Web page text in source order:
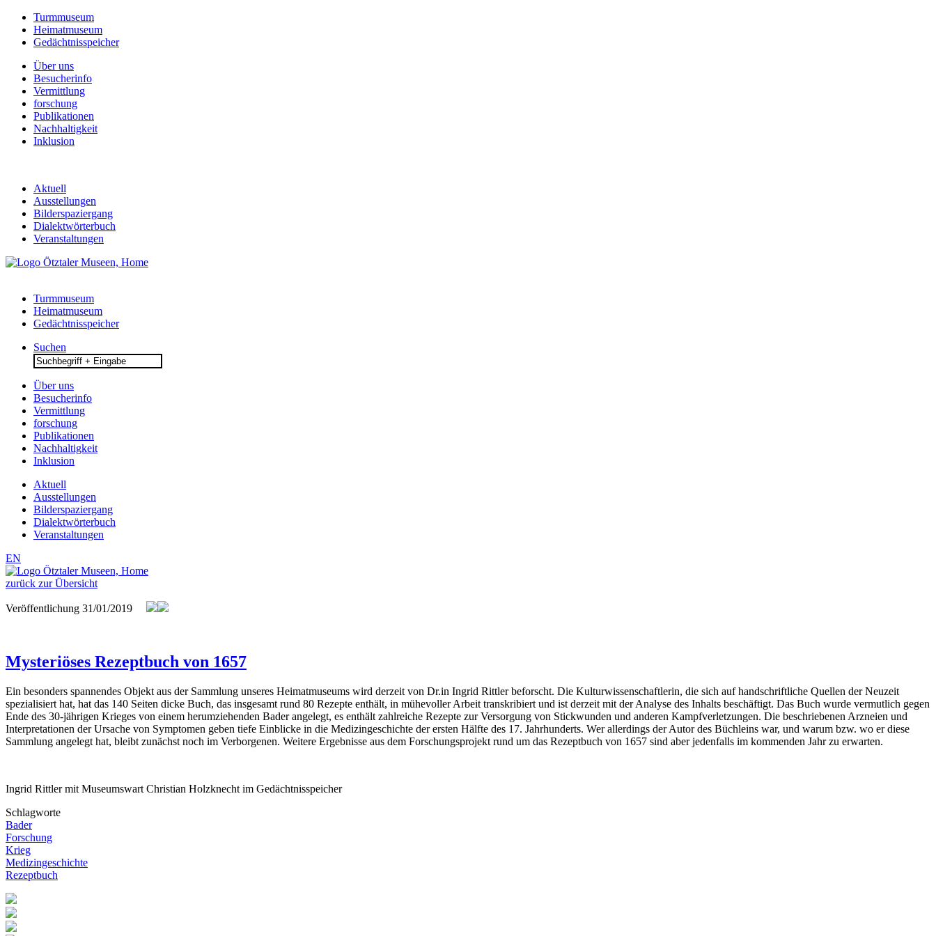
Turmmuseum
Heimatmuseum
Gedächtnisspeicher
Über uns
Besucherinfo
Vermittlung
forschung
Publikationen
Nachhaltigkeit
Inklusion
Aktuell
Ausstellungen
Bilderspaziergang
Dialektwörterbuch
Veranstaltungen
Turmmuseum
Heimatmuseum
Gedächtnisspeicher
Suchen
Search
for:
Über uns
Besucherinfo
Vermittlung
forschung
Publikationen
Nachhaltigkeit
Inklusion
Aktuell
Ausstellungen
Bilderspaziergang
Dialektwörterbuch
Veranstaltungen
EN
zurück zur Übersicht
Veröffentlichung 31/01/2019
Mysteriöses Rezeptbuch von 1657
Ein besonders spannendes Objekt aus der Sammlung unseres Heimatmuseums wird derzeit von Dr.in Ingrid Rittler beforscht. Die Kulturwissenschaftlerin, die sich auf handschriftliche Quellen der Neuzeit
spezialisiert hat, hat das 140 Seiten dicke Buch, das insgesamt rund 80 Rezepte enthält, in mühevoller Arbeit transkribiert und ist derzeit mit der Analyse des Inhalts beschäftigt. Das Buch wurde vermutlich gegen
Ende des 30-jährigen Krieges von einem herumziehenden Bader angelegt, es enthält zahlreiche Rezepte zur Versorgung von Stickwunden und anderen Kampfverletzungen. Die beschriebenen Arzneien und
Interpretationen der Ursache von Symptomen geben tiefe Einblicke in die Medizingeschichte der ersten Hälfte des 17. Jahrhunderts. Wer allerdings der Autor des Büchleins war, und warum bzw. wo er diese
Sammlung angelegt hat, bleibt zunächst noch im Verborgenen. Weitere Ergebnisse aus dem Forschungsprojekt rund um das Rezeptbuch von 1657 sind aber jedenfalls im kommenden Jahr zu erwarten.
Ingrid Rittler mit Museumswart Christian Holzknecht im Gedächtnisspeicher
Schlagworte
Bader
Forschung
Krieg
Medizingeschichte
Rezeptbuch